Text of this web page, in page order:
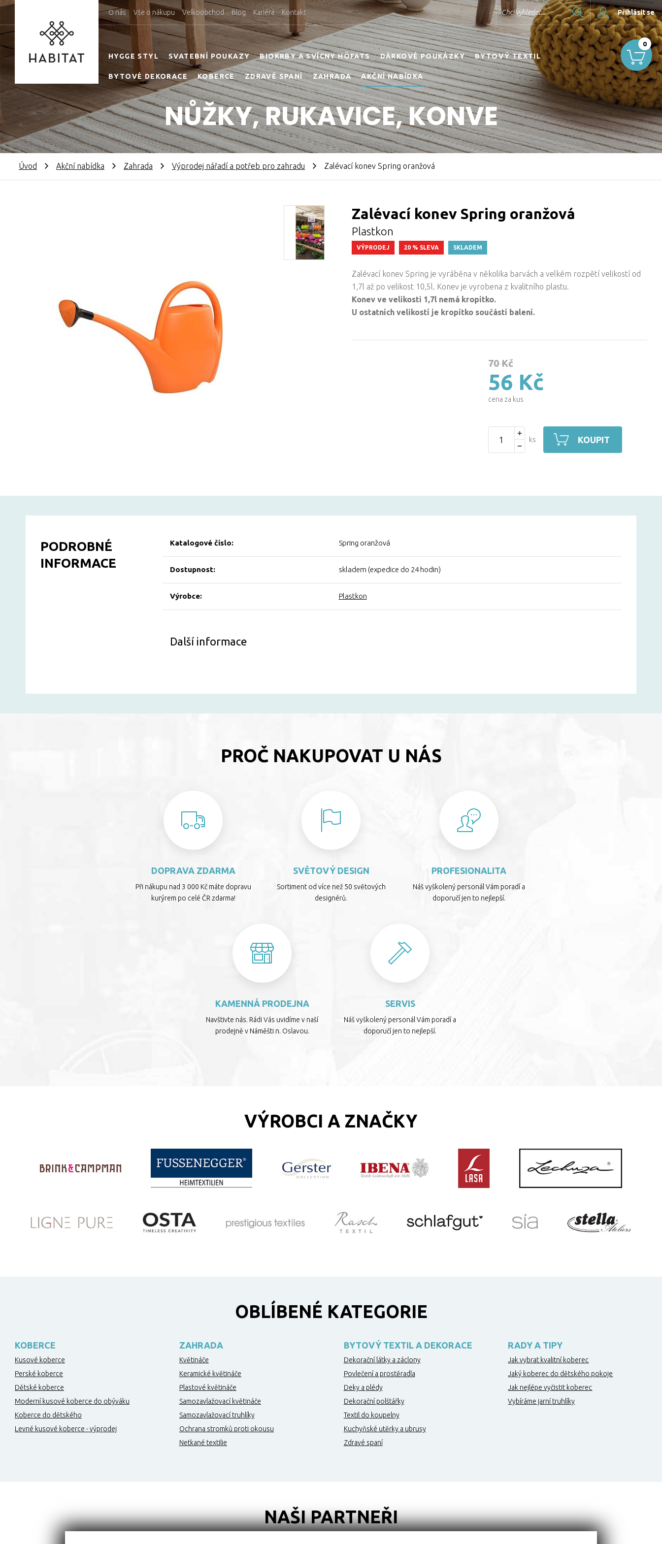
O nás Vše o nákupu Velkoobchod Blog Kariéra Kontakt Přihlásit se
Chci vyhledat... Hledat
HYGGE STYL SVATEBNÍ POUKAZY BIOKRBY A SVÍCNY HÖFATS DÁRKOVÉ POUKÁZKY BYTOVÝ TEXTIL
BYTOVÉ DEKORACE KOBERCE ZDRAVÉ SPANÍ ZAHRADA AKČNÍ NABÍDKA
NŮŽKY, RUKAVICE, KONVE
0
Úvod Akční nabídka Zahrada Výprodej nářadí a potřeb pro zahradu Zalévací konev Spring oranžová
Zalévací konev Spring oranžová
Plastkon
VÝPRODEJ 20 % SLEVA SKLADEM
Zalévací konev Spring je vyráběna v několika barvách a velkém rozpětí velikostí od
1,7l až po velikost 10,5l. Konev je vyrobena z kvalitního plastu.
Konev ve velikosti 1,7l nemá kropítko.
U ostatních velikostí je kropítko součástí balení.
70 Kč
56 Kč
cena za kus
ks KOUPIT
PODROBNÉ
INFORMACE
Katalogové číslo: Spring oranžová
Dostupnost: skladem (expedice do 24 hodin)
Výrobce: Plastkon
Další informace
PROČ NAKUPOVAT U NÁS
DOPRAVA ZDARMA
Při nákupu nad 3 000 Kč máte dopravu
kurýrem po celé ČR zdarma!
SVĚTOVÝ DESIGN
Sortiment od více než 50 světových
designérů.
PROFESIONALITA
Náš vyškolený personál Vám poradí a
doporučí jen to nejlepší.
KAMENNÁ PRODEJNA
Navštivte nás. Rádi Vás uvidíme v naší
prodejně v Náměšti n. Oslavou.
SERVIS
Náš vyškolený personál Vám poradí a
doporučí jen to nejlepší.
VÝROBCI A ZNAČKY
OBLÍBENÉ KATEGORIE
KOBERCE
Kusové koberce
Perské koberce
Dětské koberce
Moderní kusové koberce do obýváku
Koberce do dětského
Levné kusové koberce - výprodej
ZAHRADA
Květináče
Keramické květináče
Plastové květináče
Samozavlažovací květináče
Samozavlažovací truhlíky
Ochrana stromků proti okousu
Netkané textilie
BYTOVÝ TEXTIL A DEKORACE
Dekorační látky a záclony
Povlečení a prostěradla
Deky a plédy
Dekorační polštářky
Textil do koupelny
Kuchyňské utěrky a ubrusy
Zdravé spaní
RADY A TIPY
Jak vybrat kvalitní koberec
Jaký koberec do dětského pokoje
Jak nejlépe vyčistit koberec
Vybíráme jarní truhlíky
NAŠI PARTNEŘI